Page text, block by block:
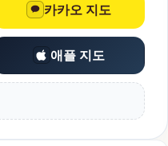
카카오 지도
애플 지도